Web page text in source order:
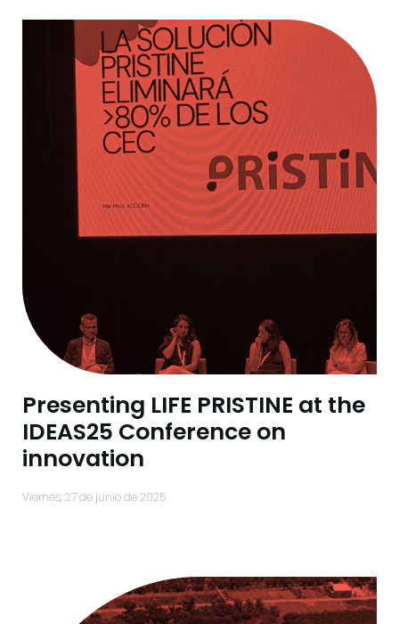
Presenting LIFE PRISTINE at the
IDEAS25 Conference on
innovation
viernes, 27 de junio de 2025